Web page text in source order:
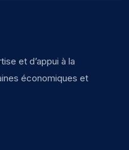
et d’appui à la
économiques et